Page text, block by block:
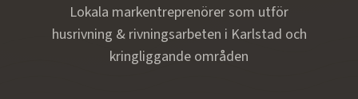
Lokala markentreprenörer som utför
husrivning & rivningsarbeten i Karlstad och
kringliggande områden